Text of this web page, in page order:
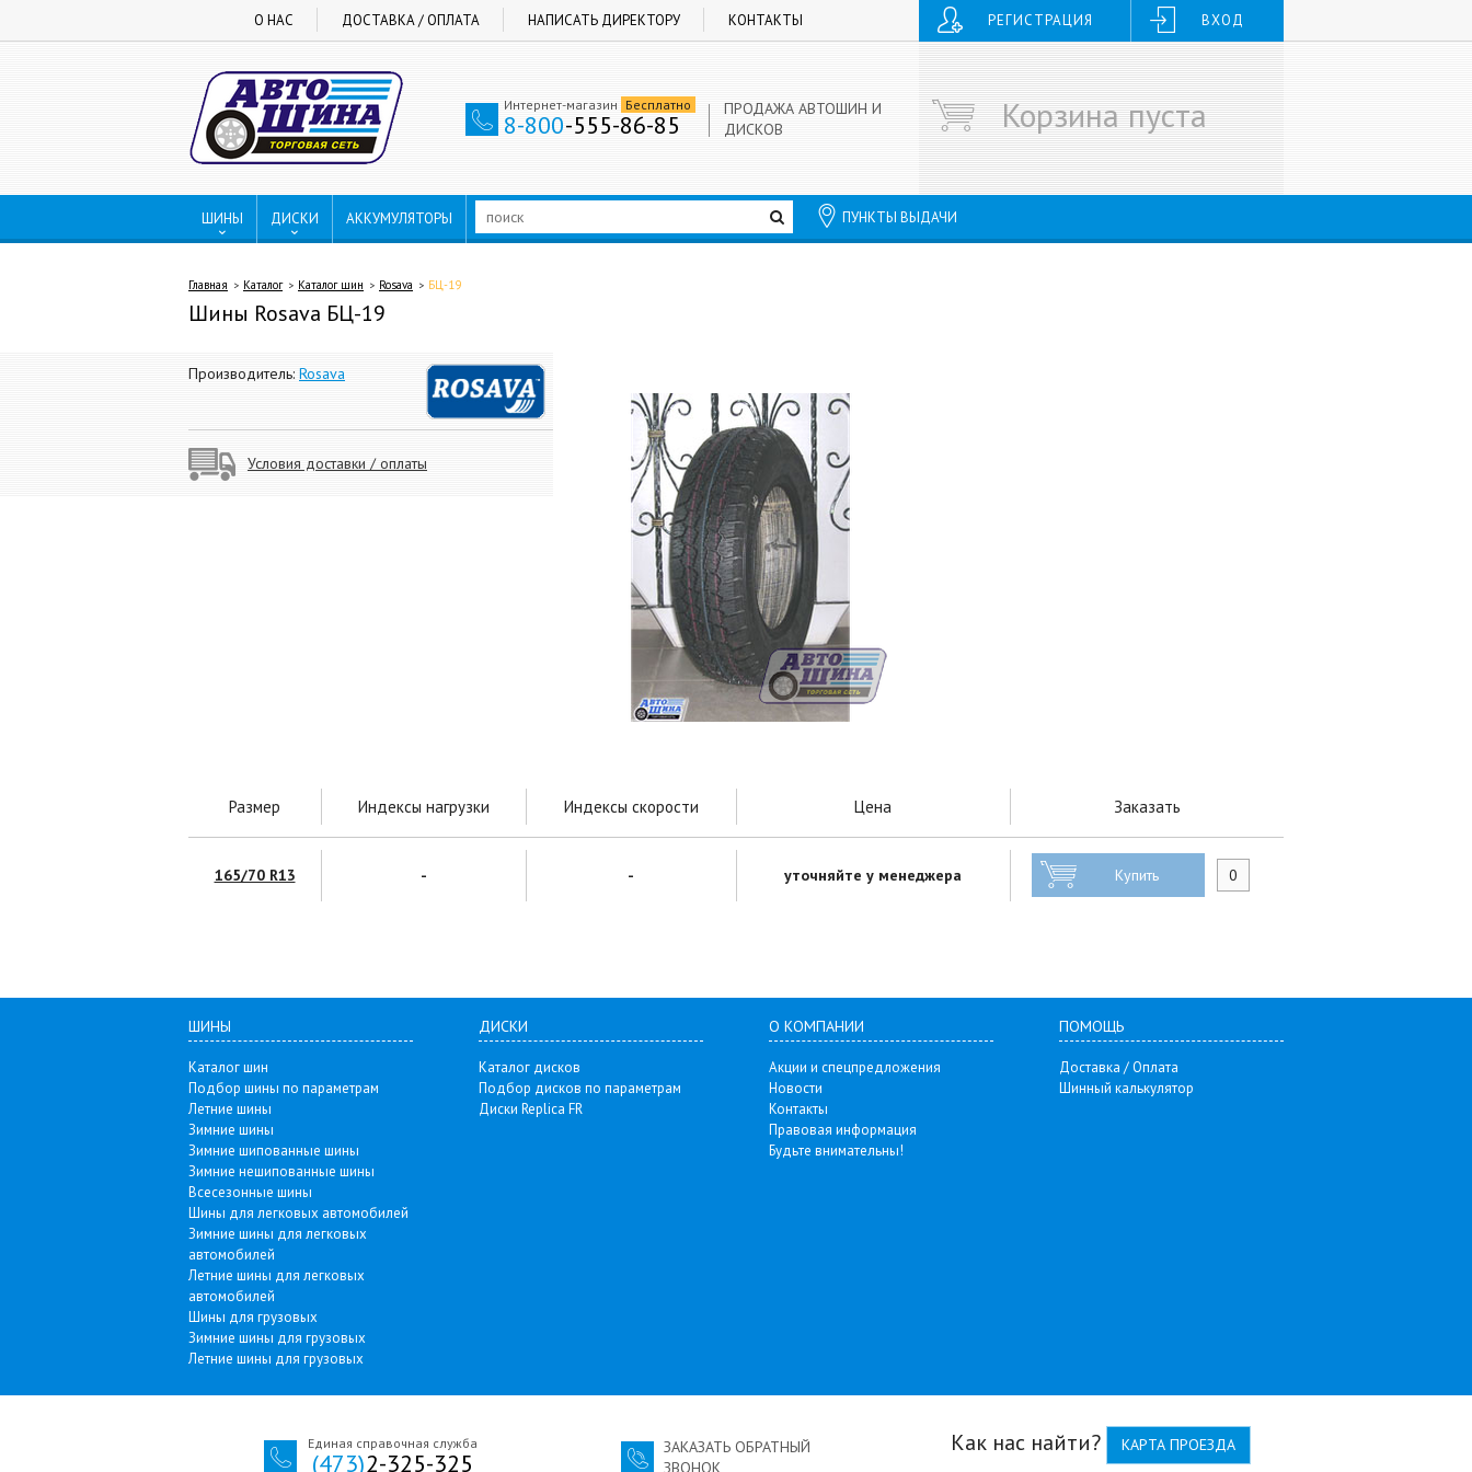
О НАС ДОСТАВКА / ОПЛАТА НАПИСАТЬ ДИРЕКТОРУ КОНТАКТЫ РЕГИСТРАЦИЯ ВХОД
Интернет-магазин Бесплатно
8-800-555-86-85
ПРОДАЖА АВТОШИН И
ДИСКОВ
Корзина пуста
ШИНЫ ДИСКИ АККУМУЛЯТОРЫ ПУНКТЫ ВЫДАЧИ
Главная Каталог Каталог шин Rosava БЦ-19
Шины Rosava БЦ-19
Производитель: Rosava
Условия доставки / оплаты
Размер Индексы нагрузки Индексы скорости Цена Заказать
165/70 R13 - - уточняйте у менеджера Купить
ШИНЫ
Каталог шин
Подбор шины по параметрам
Летние шины
Зимние шины
Зимние шипованные шины
Зимние нешипованные шины
Всесезонные шины
Шины для легковых автомобилей
Зимние шины для легковых
автомобилей
Летние шины для легковых
автомобилей
Шины для грузовых
Зимние шины для грузовых
Летние шины для грузовых
ДИСКИ
Каталог дисков
Подбор дисков по параметрам
Диски Replica FR
О КОМПАНИИ
Акции и спецпредложения
Новости
Контакты
Правовая информация
Будьте внимательны!
ПОМОЩЬ
Доставка / Оплата
Шинный калькулятор
Единая справочная служба
(473)2-325-325
ЗАКАЗАТЬ ОБРАТНЫЙ
ЗВОНОК
Как нас найти? КАРТА ПРОЕЗДА